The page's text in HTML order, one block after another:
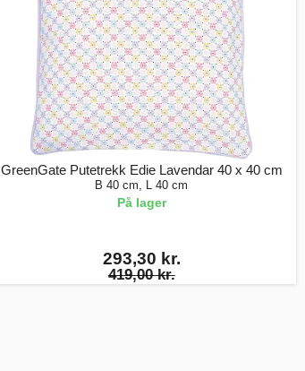
GreenGate Putetrekk Edie Lavendar 40 x 40 cm
B 40 cm, L 40 cm
På lager
293,30 kr.
419,00 kr.